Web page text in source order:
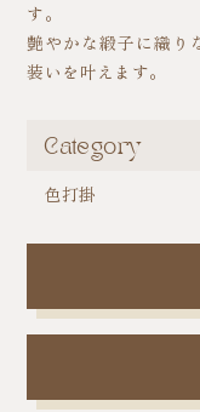
す。
艶やかな緞子に織り
装いを叶えます。
Category
色打掛